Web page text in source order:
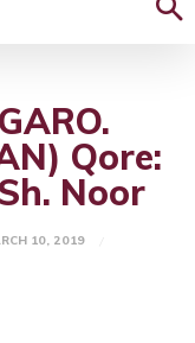
Qore:
Noor
10, 2019